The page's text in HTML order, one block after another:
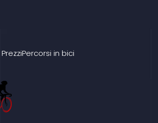
Percorsi in bici